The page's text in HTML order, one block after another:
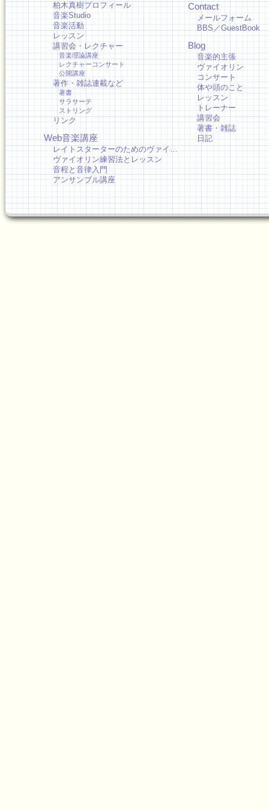
柏木真樹プロフィール
音楽Studio
音楽活動
レッスン
講習会・レクチャー
音楽理論講座
レクチャーコンサート
公開講座
著作・雑誌連載など
著書
サラサーテ
ストリング
リンク
Web音楽講座
レイトスターターのためのヴァイ…
ヴァイオリン練習法とレッスン
音程と音律入門
アンサンブル講座
Contact
メールフォーム
BBS／GuestBook
Blog
音楽的主張
ヴァイオリン
コンサート
体や頭のこと
レッスン
トレーナー
講習会
著書・雑誌
日記